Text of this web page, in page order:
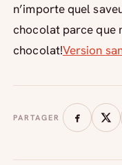
n’importe quel
chocolat parce que
chocolat!Version
PARTAGER